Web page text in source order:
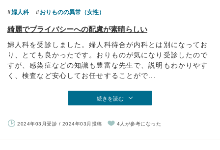
婦人科 おりものの異常（女性）
綺麗でプライバシーへの配慮が素晴らしい
婦人科を受診しました。婦人科待合が内科とは別になってお
り、とても良かったです。おりものが気になり受診したので
すが、感染症などの知識も豊富な先生で、説明もわかりやす
く、検査など安心してお任せすることがで...
続きを読む
2024年03月受診 / 2024年03月投稿 4人が参考になった